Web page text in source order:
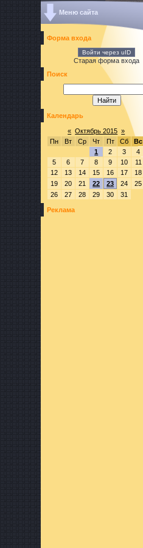
Меню сайта
Форма входа
Войти через uID
Старая форма входа
Поиск
Календарь
« Октябрь 2015 »
Пн
Вт Ср Чт Пт Сб
Вс
1
2 3
4
5
6 7 8 9 10
11
12
13 14 15 16 17
18
19
20 21 22 23 24
25
26
27 28 29 30 31
Реклама